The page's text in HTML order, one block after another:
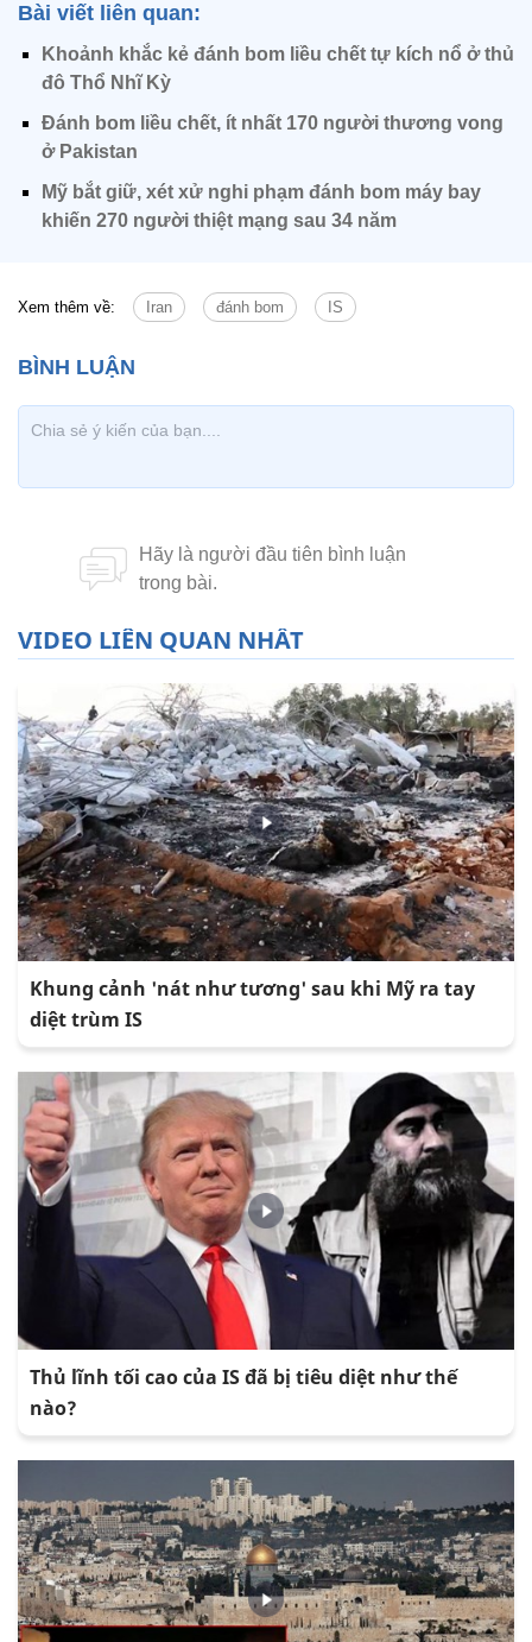
Bài viết liên quan:
Khoảnh khắc kẻ đánh bom liều chết tự kích nổ ở thủ
đô Thổ Nhĩ Kỳ
Đánh bom liều chết, ít nhất 170 người thương vong
ở Pakistan
Mỹ bắt giữ, xét xử nghi phạm đánh bom máy bay
khiến 270 người thiệt mạng sau 34 năm
Xem thêm về: Iran đánh bom IS
VIDEO LIÊN QUAN NHẤT
Khung cảnh 'nát như tương' sau khi Mỹ ra tay
diệt trùm IS
Thủ lĩnh tối cao của IS đã bị tiêu diệt như thế
nào?